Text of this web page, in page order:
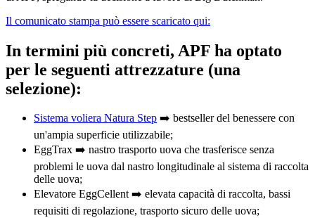
Il comunicato stampa può essere scaricato qui:
In termini più concreti, APF ha optato
per le seguenti attrezzature (una
selezione):
Sistema voliera Natura Step ➡️ bestseller del benessere con
un'ampia superficie utilizzabile;
EggTrax ➡️ nastro trasporto uova che trasferisce senza
problemi le uova dal nastro longitudinale al sistema di raccolta
delle uova;
Elevatore EggCellent ➡️ elevata capacità di raccolta, bassi
requisiti di regolazione, trasporto sicuro delle uova;